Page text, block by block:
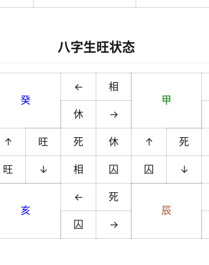
八字生旺状态
癸
←
相
甲
休 →
↑ 旺 死 休 ↑ 死
旺 ↓ 相 囚 囚 ↓
亥
←
死
辰
囚 →